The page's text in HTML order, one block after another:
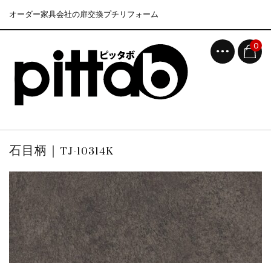
オーダー家具会社の扉交換プチリフォーム
0
石目柄｜TJ-10314K